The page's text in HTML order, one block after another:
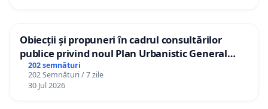
Obiecții și propuneri în cadrul consultărilor
publice privind noul Plan Urbanistic General
(PUG) Ialoveni
202 semnături
202 Semnături / 7 zile
30 Jul 2026